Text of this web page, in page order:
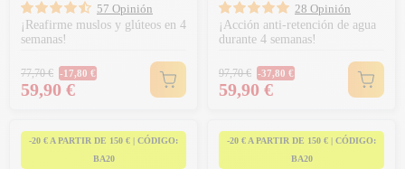
57 Opinión
¡Reafirme muslos y glúteos en 4
semanas!
Precio habitual
77,70 € -17,80 €
Precio
59,90 €
28 Opinión
¡Acción anti-retención de agua
durante 4 semanas!
Precio habitual
97,70 € -37,80 €
Precio
59,90 €
-20 € A PARTIR DE 150 € | CÓDIGO:
BA20
-20 € A PARTIR DE 150 € | CÓDIGO:
BA20